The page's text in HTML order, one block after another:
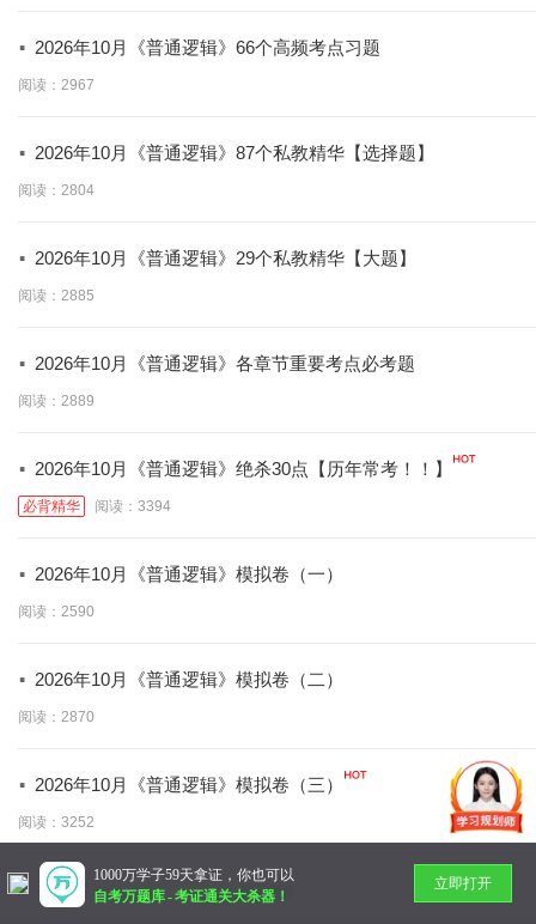
· 2026年10月《普通逻辑》66个高频考点习题
阅读：2967
· 2026年10月《普通逻辑》87个私教精华【选择题】
阅读：2804
· 2026年10月《普通逻辑》29个私教精华【大题】
阅读：2885
· 2026年10月《普通逻辑》各章节重要考点必考题
阅读：2889
· 2026年10月《普通逻辑》绝杀30点【历年常考！！】
必背精华 阅读：3394
· 2026年10月《普通逻辑》模拟卷（一）
阅读：2590
· 2026年10月《普通逻辑》模拟卷（二）
阅读：2870
· 2026年10月《普通逻辑》模拟卷（三）
阅读：3252
暂无更多
1000万学子59天拿证，你也可以
自考万题库-考证通关大杀器！
立即打开